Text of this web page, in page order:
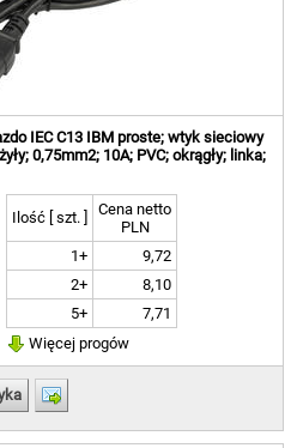
IEC C13 IBM proste; wtyk sieciowy
0,75mm2; 10A; PVC; okrągły; linka;
Ilość [ szt. ]
Cena netto
PLN
1+
9,72
2+
8,10
5+
7,71
Więcej progów